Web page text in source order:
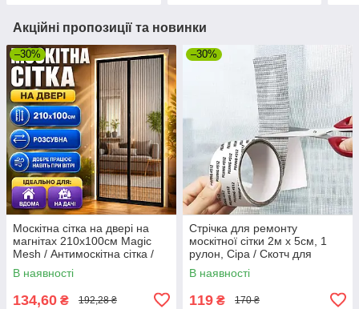
Акційні пропозиції та новинки
–30%
Москітна сітка на двері на
магнітах 210х100см Magic
Mesh / Антимоскітна сітка /
Дверна сітка / Магнітна
штора
В наявності
134,60 ₴ 192,28 ₴
–30%
Стрічка для ремонту
москітної сітки 2м х 5см, 1
рулон, Сіра / Скотч для
москітної сітки
В наявності
119 ₴ 170 ₴